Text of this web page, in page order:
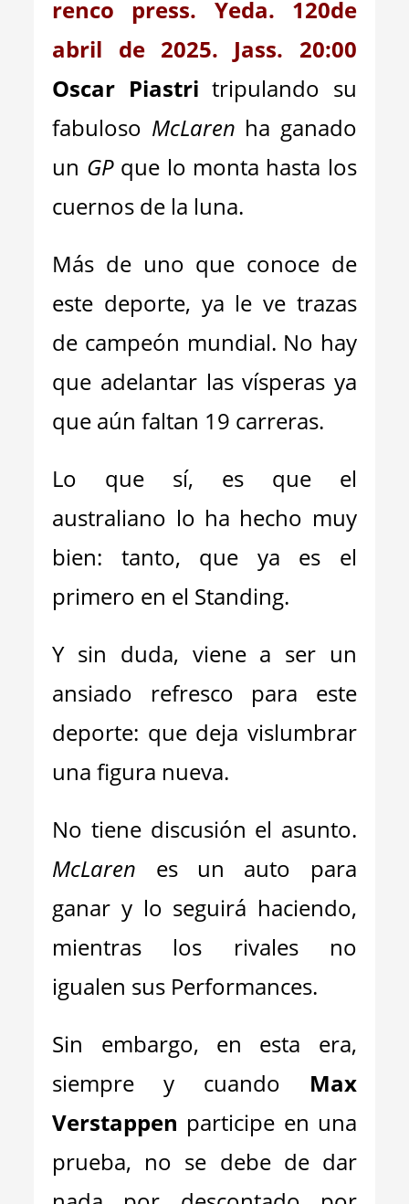
renco press. Yeda. 120de
abril de 2025. Jass. 20:00
Oscar Piastri tripulando su
fabuloso McLaren ha ganado
un GPque lo monta hasta los
cuernos de la luna.
Más de uno que conoce de
este deporte, ya le ve trazas
de campeón mundial. No hay
que adelantar las vísperas ya
que aún faltan 19 carreras.
Lo que sí, es que el
australiano lo ha hecho muy
bien: tanto, que ya es el
primero en el Standing.
Y sin duda, viene a ser un
ansiado refresco para este
deporte: que deja vislumbrar
una figura nueva.
No tiene discusión el asunto.
McLaren es un auto para
ganar y lo seguirá haciendo,
mientras los rivales no
igualen sus Performances.
Sin embargo, en esta era,
siempre y cuando Max
Verstappen participe en una
prueba, no se debe de dar